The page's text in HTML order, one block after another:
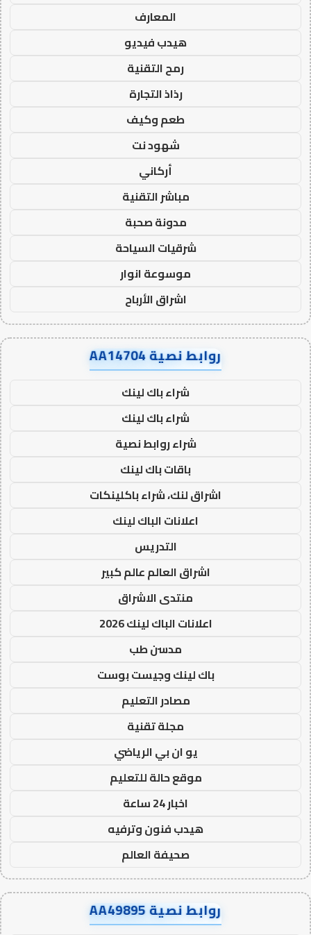
المعارف
هيدب فيديو
رمح التقنية
رذاذ التجارة
طعم وكيف
شهود نت
أركاني
مباشر التقنية
مدونة صحبة
شرقيات السياحة
موسوعة انوار
اشراق الأرباح
روابط نصية AA14704
شراء باك لينك
شراء باك لينك
شراء روابط نصية
باقات باك لينك
اشراق لنك، شراء باكلينكات
اعلانات الباك لينك
التدريس
اشراق العالم عالم كبير
منتدى الاشراق
اعلانات الباك لينك 2026
مدسن طب
باك لينك وجيست بوست
مصادر التعليم
مجلة تقنية
يو ان بي الرياضي
موقع حالة للتعليم
اخبار 24 ساعة
هيدب فنون وترفيه
صحيفة العالم
روابط نصية AA49895